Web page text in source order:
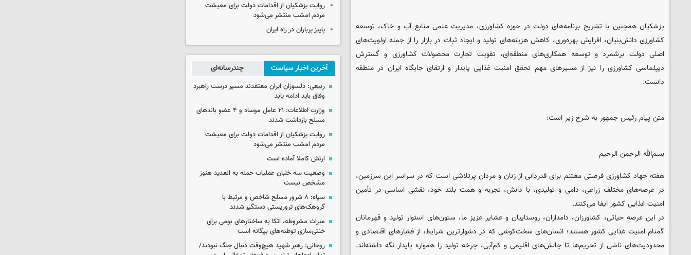
پزشکیان همچنین با تشریح برنامه‌های دولت در حوزه کشاورزی، مدیریت علمی منابع آب و خاک، توسعه
کشاورزی دانش‌بنیان، افزایش بهره‌وری، کاهش هزینه‌های تولید و ایجاد ثبات در بازار را از جمله اولویت‌های
اصلی دولت برشمرد و توسعه همکاری‌های منطقه‌ای، تقویت تجارت محصولات کشاورزی و گسترش
دیپلماسی کشاورزی را نیز از مسیرهای مهم تحقق امنیت غذایی پایدار و ارتقای جایگاه ایران در منطقه
دانست.
متن پیام رئیس جمهور به شرح زیر است:
بسم‌الله الرحمن الرحیم
هفته جهاد کشاورزی فرصتی مغتنم برای قدردانی از زنان و مردان پرتلاشی است که در سراسر این سرزمین،
در عرصه‌های مختلف زراعی، دامی و تولیدی، با دانش، تجربه و همت بلند خود، نقشی اساسی در تأمین
امنیت غذایی کشور ایفا می‌کنند.
در این عرصه حیاتی، کشاورزان، دامداران، روستاییان و عشایر عزیز ما، ستون‌های استوار تولید و قهرمانان
گمنام امنیت غذایی کشور هستند؛ انسان‌های سخت‌کوشی که در دشوارترین شرایط، از فشارهای اقتصادی و
محدودیت‌های ناشی از تحریم‌ها تا چالش‌های اقلیمی و کم‌آبی، چرخه تولید را همواره پایدار نگه داشته‌اند.
روایت پزشکیان از اقدامات دولت برای معیشت
مردم امشب منتشر می‌شود
پاییز پرباران در راه ایران
آخرین اخبار سیاست چندرسانه‌ای
ربیعی: دلسوزان ایران معتقدند مسیر درست راهبرد
وفاق باید ادامه یابد
وزارت اطلاعات: ۲۱ عامل موساد و ۴ عضو باندهای
مسلح بازداشت شدند
روایت پزشکیان از اقدامات دولت برای معیشت
مردم امشب منتشر می‌شود
ارتش کاملا آماده است
وضعیت سه خلبان عملیات حمله به العدید هنوز
مشخص نیست
سپاه: ۸ شرور مسلح شاخص و مرتبط با
گروهک‌های تروریستی دستگیر شدند
میراث مشروطه، اتکا به ساختارهای بومی برای
خنثی‌سازی توطئه‌های بیگانه است
روحانی: رهبر شهید هیچ‌وقت دنبال جنگ نبودند/